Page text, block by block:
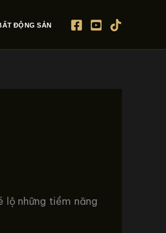
ĐỘNG SẢN
lộ những tiềm năng